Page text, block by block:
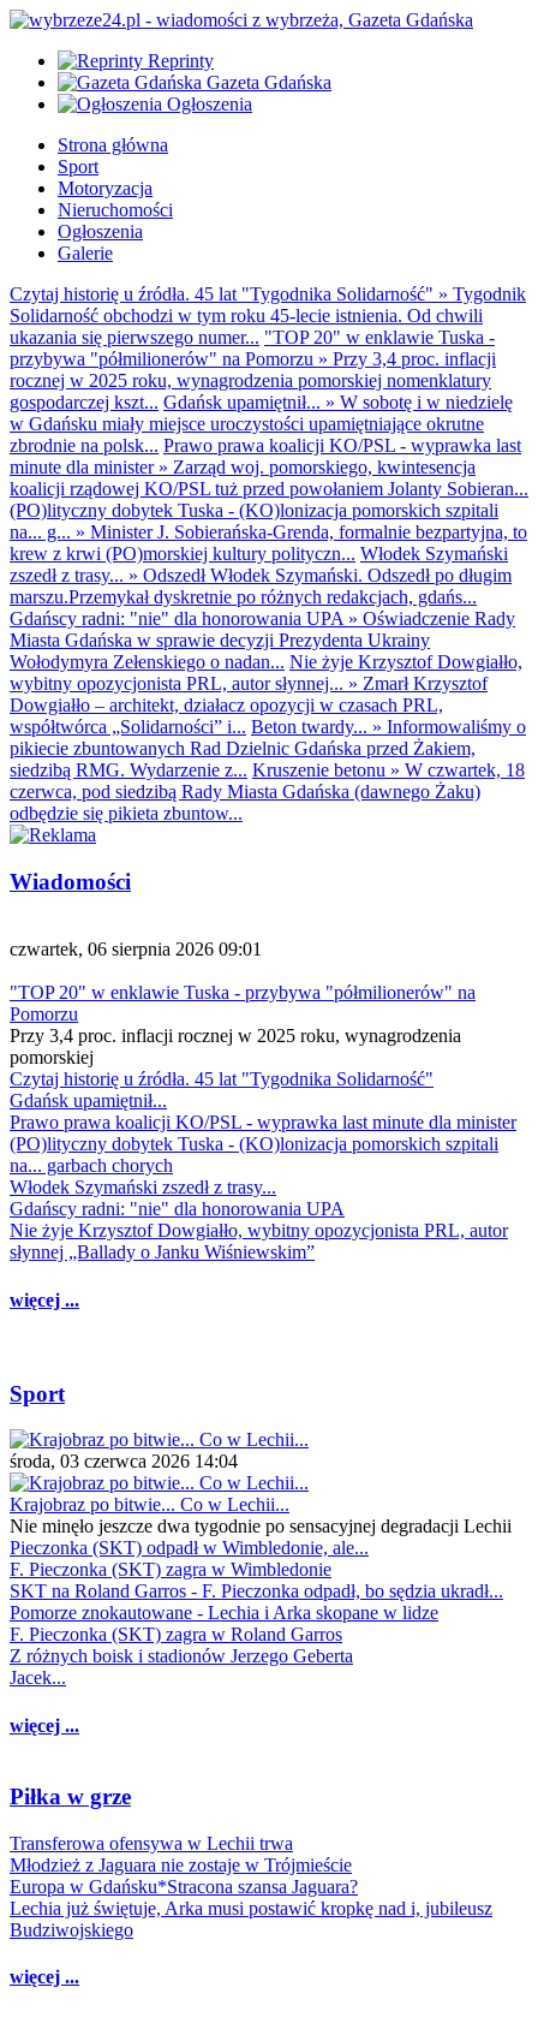
Reprinty
Gazeta Gdańska
Ogłoszenia
Strona główna
Sport
Motoryzacja
Nieruchomości
Ogłoszenia
Galerie
Czytaj historię u źródła. 45 lat "Tygodnika Solidarność" » Tygodnik
Solidarność obchodzi w tym roku 45-lecie istnienia. Od chwili
ukazania się pierwszego numer... "TOP 20" w enklawie Tuska -
przybywa "półmilionerów" na Pomorzu » Przy 3,4 proc. inflacji
rocznej w 2025 roku, wynagrodzenia pomorskiej nomenklatury
gospodarczej kszt... Gdańsk upamiętnił... » W sobotę i w niedzielę
w Gdańsku miały miejsce uroczystości upamiętniające okrutne
zbrodnie na polsk... Prawo prawa koalicji KO/PSL - wyprawka last
minute dla minister» Zarząd woj. pomorskiego, kwintesencja
koalicji rządowej KO/PSL tuż przed powołaniem Jolanty Sobieran...
(PO)lityczny dobytek Tuska - (KO)lonizacja pomorskich szpitali
na... g... » Minister J. Sobierańska-Grenda, formalnie bezpartyjna, to
krew z krwi (PO)morskiej kultury polityczn... Włodek Szymański
zszedł z trasy... » Odszedł Włodek Szymański. Odszedł po długim
marszu.Przemykał dyskretnie po różnych redakcjach, gdańs...
Gdańscy radni: "nie" dla honorowania UPA » Oświadczenie Rady
Miasta Gdańska w sprawie decyzji Prezydenta Ukrainy
Wołodymyra Zełenskiego o nadan... Nie żyje Krzysztof Dowgiałło,
wybitny opozycjonista PRL, autor słynnej... » Zmarł Krzysztof
Dowgiałło – architekt, działacz opozycji w czasach PRL,
współtwórca „Solidarności” i... Beton twardy... » Informowaliśmy o
pikiecie zbuntowanych Rad Dzielnic Gdańska przed Żakiem,
siedzibą RMG. Wydarzenie z... Kruszenie betonu » W czwartek, 18
czerwca, pod siedzibą Rady Miasta Gdańska (dawnego Żaku)
odbędzie się pikieta zbuntow...
Wiadomości
czwartek, 06 sierpnia 2026 09:01
"TOP 20" w enklawie Tuska - przybywa "półmilionerów" na
Pomorzu
Przy 3,4 proc. inflacji rocznej w 2025 roku, wynagrodzenia
pomorskiej
Czytaj historię u źródła. 45 lat "Tygodnika Solidarność"
Gdańsk upamiętnił...
Prawo prawa koalicji KO/PSL - wyprawka last minute dla minister
(PO)lityczny dobytek Tuska - (KO)lonizacja pomorskich szpitali
na... garbach chorych
Włodek Szymański zszedł z trasy...
Gdańscy radni: "nie" dla honorowania UPA
Nie żyje Krzysztof Dowgiałło, wybitny opozycjonista PRL, autor
słynnej „Ballady o Janku Wiśniewskim”
więcej ...
Sport
środa, 03 czerwca 2026 14:04
Krajobraz po bitwie... Co w Lechii...
Nie minęło jeszcze dwa tygodnie po sensacyjnej degradacji Lechii
Pieczonka (SKT) odpadł w Wimbledonie, ale...
F. Pieczonka (SKT) zagra w Wimbledonie
SKT na Roland Garros - F. Pieczonka odpadł, bo sędzia ukradł...
Pomorze znokautowane - Lechia i Arka skopane w lidze
F. Pieczonka (SKT) zagra w Roland Garros
Z różnych boisk i stadionów Jerzego Geberta
Jacek...
więcej ...
Piłka w grze
Transferowa ofensywa w Lechii trwa
Młodzież z Jaguara nie zostaje w Trójmieście
Europa w Gdańsku*Stracona szansa Jaguara?
Lechia już świętuje, Arka musi postawić kropkę nad i, jubileusz
Budziwojskiego
więcej ...